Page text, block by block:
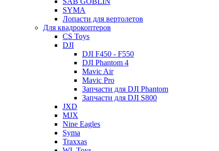
SYMA
Лопасти для вертолетов
Для квадрокоптеров
CS Toys
DJI
DJI F450 - F550
DJI Phantom 4
Mavic Air
Mavic Pro
Запчасти для DJI Phantom
Запчасти для DJI S800
JXD
MJX
Nine Eagles
Syma
Traxxas